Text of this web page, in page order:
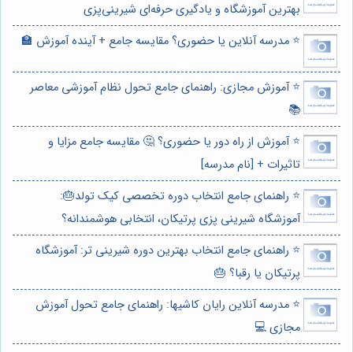
بهترین آموزشگاه و یادگیری حرفه‌ای شیرینی‌پزی
⭐️ مدرسه آنلاین یا حضوری؟ مقایسه جامع + آینده آموزش 🏫
⭐️ آموزش مجازی: راهنمای جامع تحول نظام آموزشی معاصر
📚
⭐️ آموزش از راه دور یا حضوری؟ 🤔 مقایسه جامع مزایا و
تاثیرات + [نام مدرسه]
⭐️ راهنمای جامع انتخاب دوره تخصصی کیک تولد🎂:
آموزشگاه شیرینی پزی پرتیکان، انتخابی هوشمندانه؟
⭐️ راهنمای جامع انتخاب بهترین دوره شیرینی تر: آموزشگاه
پرتیکان یا رقبا؟ 🎂
⭐️ مدرسه آنلاین رایان کاشیها: راهنمای جامع تحول آموزش
مجازی 💻